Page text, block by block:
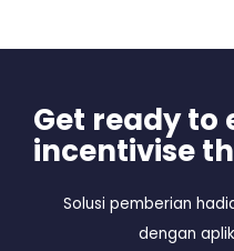
Get ready to
incentivise
Solusi pemberian
dengan